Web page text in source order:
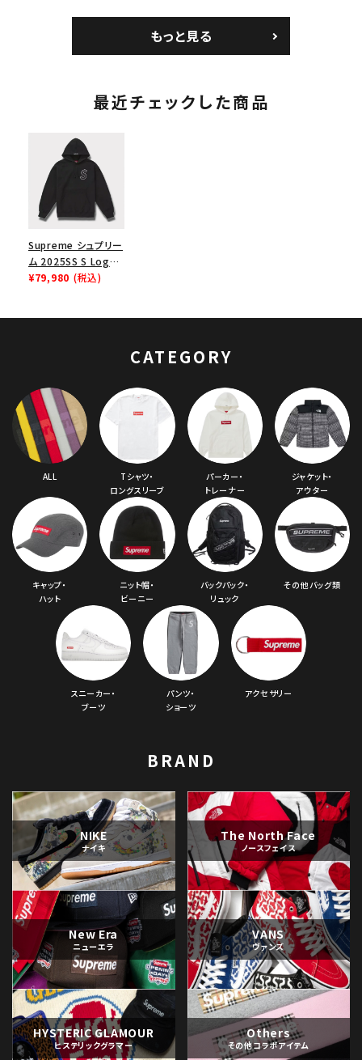
もっと見る
最近チェックした商品
Supreme シュプリー
ム 2025SS S Logo
Hooded
¥79,980 (税込)
CATEGORY
ALL
Tシャツ・
ロングスリーブ
パーカー・
トレーナー
ジャケット・
アウター
キャップ・
ハット
ニット帽・
ビーニー
バックパック・
リュック
その他バッグ類
スニーカー・
ブーツ
パンツ・
ショーツ
アクセサリー
BRAND
NIKE
ナイキ
The North Face
ノースフェイス
New Era
ニューエラ
VANS
ヴァンズ
HYSTERIC GLAMOUR
ヒステリックグラマー
Others
その他コラボアイテム